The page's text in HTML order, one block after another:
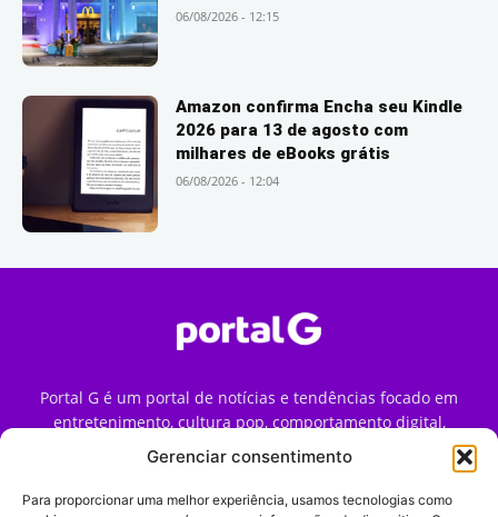
Gerenciar consentimento
Para proporcionar uma melhor experiência, usamos tecnologias como
06/08/2026 - 12:15
Amazon confirma Encha seu Kindle
2026 para 13 de agosto com
milhares de eBooks grátis
06/08/2026 - 12:04
Portal G é um portal de notícias e tendências focado em
entretenimento, cultura pop, comportamento digital,
streaming, games e iniciativas de marca que impactam a
forma como o público vive e consome internet no Brasil.